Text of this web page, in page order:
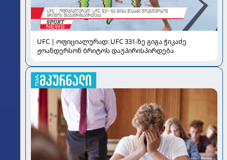
UFC | ოფიციალურად: UFC 331-ზე გიგა ჭიკაძე
ჟოანდერსონ ბრიტოს დაუპირისპირდება